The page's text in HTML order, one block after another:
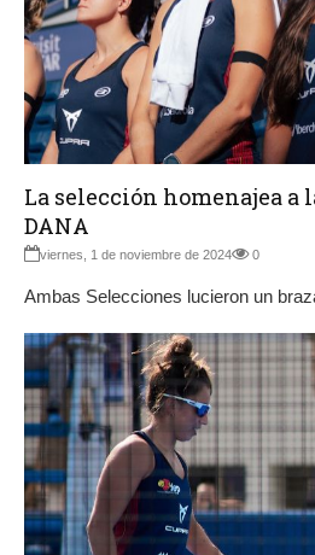
La selección homenajea a
DANA
viernes, 1 de noviembre de 2024 0
Ambas Selecciones lucieron un